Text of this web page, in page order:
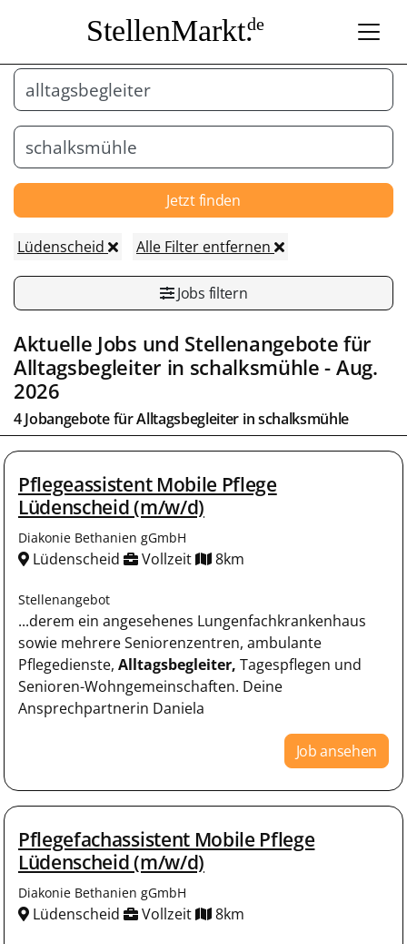
StellenMarkt.de
Jetzt finden
Lüdenscheid Alle Filter entfernen
Jobs filtern
Aktuelle Jobs und Stellenangebote für
Alltagsbegleiter in schalksmühle- Aug.
2026
4 Jobangebote fürAlltagsbegleiter inschalksmühle
Pflegeassistent Mobile Pflege
Lüdenscheid (m/w/d)
Diakonie Bethanien gGmbH
Lüdenscheid Vollzeit 8km
Stellenangebot
...derem ein angesehenes Lungenfachkrankenhaus
sowie mehrere Seniorenzentren, ambulante
Pflegedienste, Alltagsbegleiter, Tagespflegen und
Senioren-Wohngemeinschaften. Deine
Ansprechpartnerin Daniela
Job ansehen
Pflegefachassistent Mobile Pflege
Lüdenscheid (m/w/d)
Diakonie Bethanien gGmbH
Lüdenscheid Vollzeit 8km